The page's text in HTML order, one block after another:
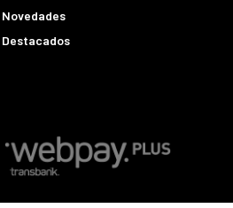
Novedades
Destacados